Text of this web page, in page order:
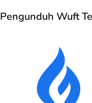
Pengunduh Wuft